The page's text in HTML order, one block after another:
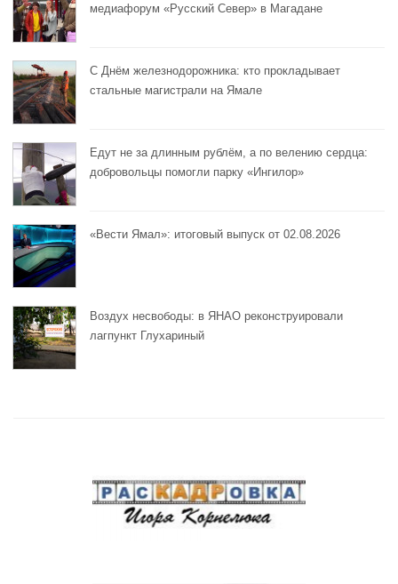
медиафорум «Русский Север» в Магадане
С Днём железнодорожника: кто прокладывает
стальные магистрали на Ямале
Едут не за длинным рублём, а по велению сердца:
добровольцы помогли парку «Ингилор»
«Вести Ямал»: итоговый выпуск от 02.08.2026
Воздух несвободы: в ЯНАО реконструировали
лагпункт Глухариный